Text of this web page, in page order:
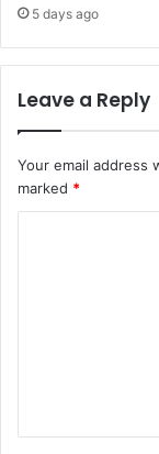
5 days ago
Leave a Reply
Your email address
marked *